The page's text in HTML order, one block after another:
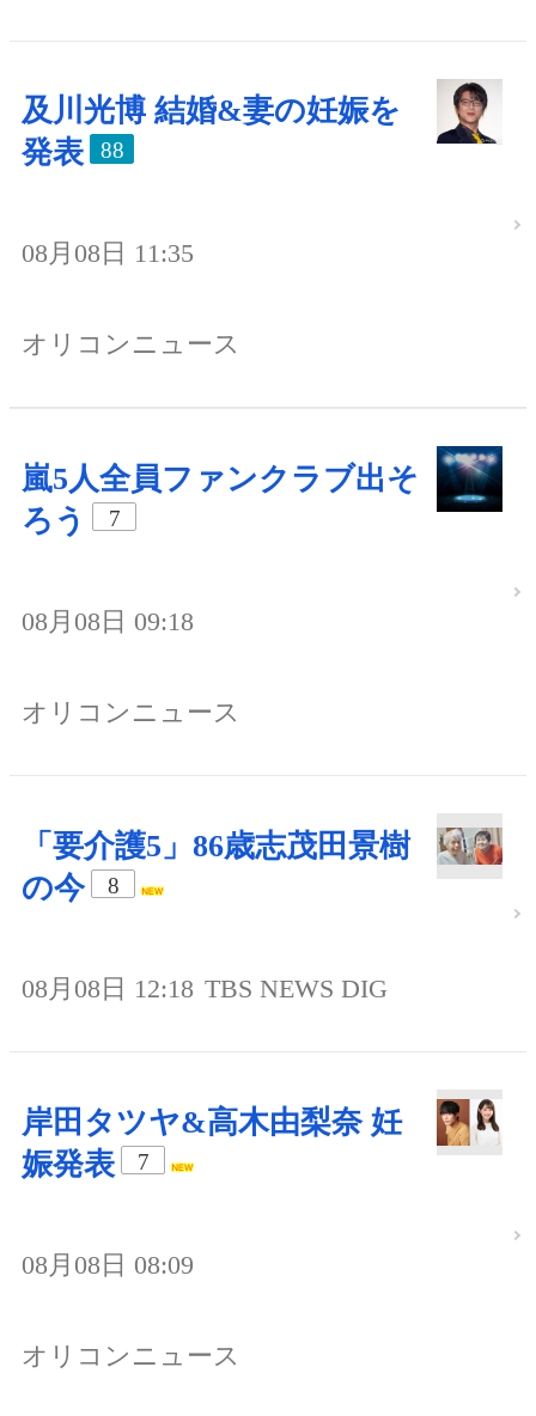
及川光博 結婚&妻の妊娠を
発表
88
08月08日 11:35
オリコンニュース
嵐5人全員ファンクラブ出そ
ろう
7
08月08日 09:18
オリコンニュース
「要介護5」86歳志茂田景樹
の今
8
08月08日 12:18 TBS NEWS DIG
岸田タツヤ&高木由梨奈 妊
娠発表
7
08月08日 08:09
オリコンニュース